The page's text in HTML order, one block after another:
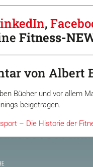
,
Fitness-
von Albert
Bücher und vor allem
beigetragen.
– Die Historie der